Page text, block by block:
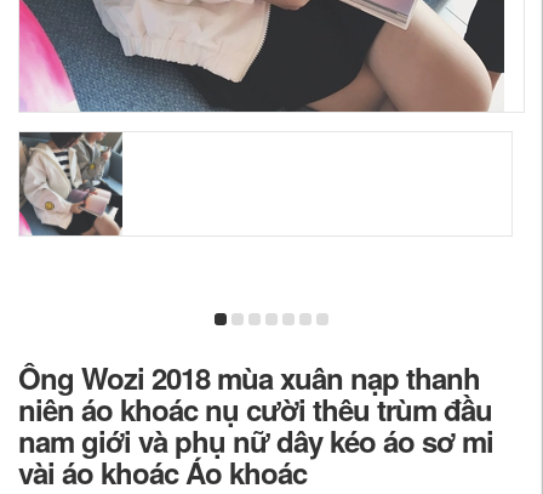
Ông Wozi 2018 mùa xuân nạp thanh
niên áo khoác nụ cười thêu trùm đầu
nam giới và phụ nữ dây kéo áo sơ mi
vài áo khoác Áo khoác